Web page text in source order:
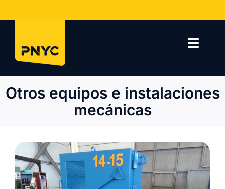
contenido
Proyectos
Otros equipos e instalaciones
mecánicas